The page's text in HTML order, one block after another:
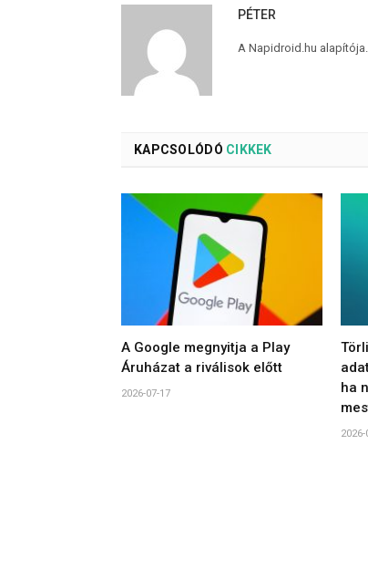
PÉTER
A Napidroid.hu alapítója.
KAPCSOLÓDÓ CIKKEK
A Google megnyitja a Play
Áruházat a riválisok előtt
2026-07-17
ha
2026-